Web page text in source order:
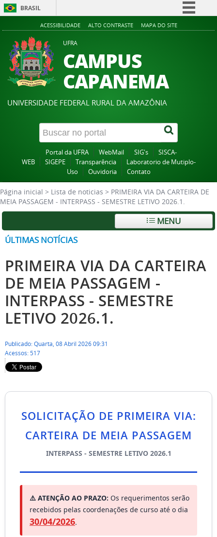
BRASIL
Simplifique!
Participe
Acesso à informação
Legislação
Canais
ACESSIBILIDADE ALTO CONTRASTE MAPA DO SITE
UFRA
CAMPUS
CAPANEMA
UNIVERSIDADE FEDERAL RURAL DA AMAZÔNIA
Portal da UFRA WebMail SIG's
SISCA-
WEB
SIGEPE Transparência
Laboratorio de Mutiplo-
Uso
Ouvidoria Contato
Página inicial > Lista de noticias > PRIMEIRA VIA DA CARTEIRA DE
MEIA PASSAGEM - INTERPASS - SEMESTRE LETIVO 2026.1.
MENU
ÚLTIMAS NOTÍCIAS
PRIMEIRA VIA DA CARTEIRA
DE MEIA PASSAGEM -
INTERPASS - SEMESTRE
LETIVO 2026.1.
Publicado: Quarta, 08 Abril 2026 09:31
Acessos: 517
SOLICITAÇÃO DE PRIMEIRA VIA:
CARTEIRA DE MEIA PASSAGEM
INTERPASS - SEMESTRE LETIVO 2026.1
⚠️ ATENÇÃO AO PRAZO: Os requerimentos serão
recebidos pelas coordenações de curso até o dia
30/04/2026.